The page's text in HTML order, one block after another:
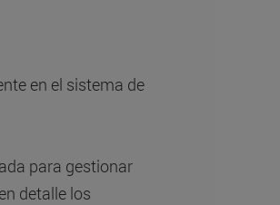
en el sistema de
para gestionar
detalle los